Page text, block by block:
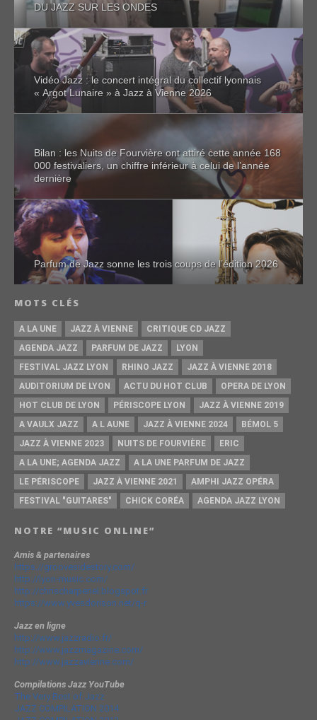
DU JAZZ SUR LES ONDES
Vidéo Jazz : le concert intégral du collectif lyonnais
« Argot Lunaire » à Jazz à Vienne 2026
Bilan : les Nuits de Fourvière ont attiré cette année 168
000 festivaliers, un chiffre inférieur à celui de l’année
dernière
Parfum de Jazz sonne les trois coups de l’édition 2026
MOTS CLÉS
A LA UNE JAZZ À VIENNE
CRITIQUE CD JAZZ
AGENDA JAZZ
PARFUM DE JAZZ
LYON
FESTIVAL JAZZ LYON
RHINO JAZZ
JAZZ À VIENNE 2018
AUDITORIUM DE LYON
ACTU DU HOT CLUB
OPERA DE LYON
HOT CLUB DE LYON
PÉRISCOPE LYON
JAZZ À VIENNE 2019
A VAULX JAZZ
A L AUNE JAZZ À VIENNE 2024
BÉMOL 5
JAZZ À VIENNE 2023
NUITS DE FOURVIÈRE
ERIC
A LA UNE; AGENDA JAZZ
A LA UNE PARFUM DE JAZZ
LE PÉRISCOPE
JAZZ À VIENNE 2021
AMPHI JAZZ OPÉRA
FESTIVAL "GUITARES"
CHICK CORÉA AGENDA JAZZ LYON
NOTRE “MUSIC ONLINE”
Amis & partenaires
https://groovesidestory.com/
http://lyon-music.com/
http://chrischarpenel.blogspot.fr
https://www.yvesdorison.net/q-r
Jazz en ligne
http://www.jazzradio.fr/
http://www.jazzmagazine.com/
http://www.jazzavienne.com/
Compilations Jazz YouTube
The Very Best of Jazz
JAZZ COMPILATION 2014